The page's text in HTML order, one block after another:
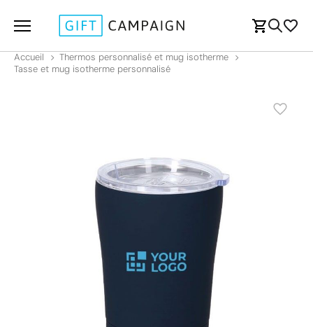
Accueil
Thermos personnalisé et mug isotherme
Tasse et mug isotherme personnalisé